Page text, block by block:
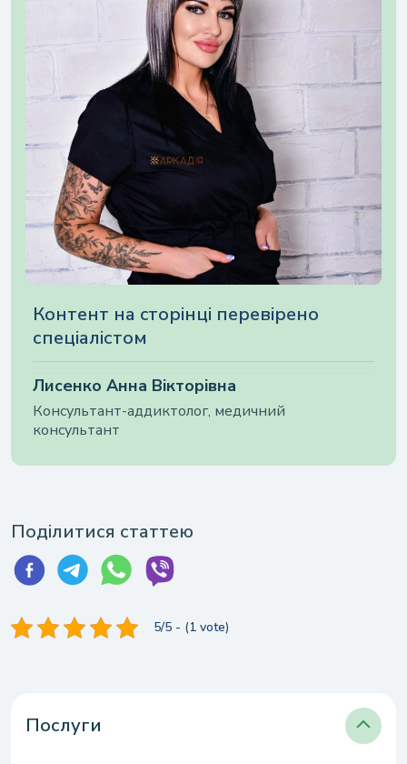
Контент на cторінці перевірено
спеціалістом
Лисенко Анна Вікторівна
Консультант-аддиктолог, медичний
консультант
Поділитися статтею
5/5 - (1 vote)
Послуги